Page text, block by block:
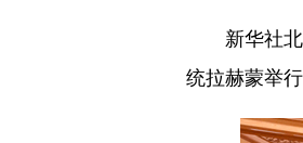
新华社北京
统拉赫蒙举行